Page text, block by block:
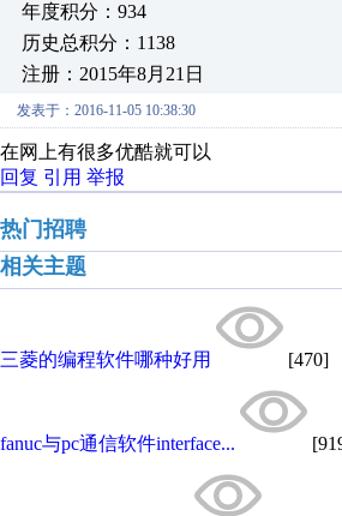
年度积分：934
历史总积分：1138
注册：2015年8月21日
发表于：2016-11-05 10:38:30
在网上有很多优酷就可以
回复 引用 举报
热门招聘
相关主题
三菱的编程软件哪种好用 [470]
fanuc与pc通信软件interface...